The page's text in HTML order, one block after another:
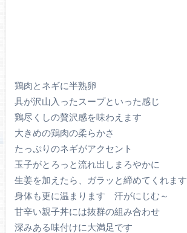
鶏肉とネギに半熟卵
具が沢山入ったスープといった感じ
鶏尽くしの贅沢感を味わえます
大きめの鶏肉の柔らかさ
たっぷりのネギがアクセント
玉子がとろっと流れ出しまろやかに
生姜を加えたら、ガラッと締めてくれます
身体も更に温まります 汗がにじむ～
甘辛い親子丼には抜群の組み合わせ
深みある味付けに大満足です